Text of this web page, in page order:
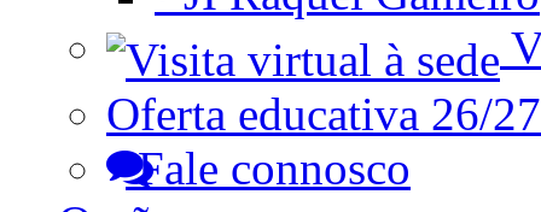
Oferta educativa 26/27
Fale connosco